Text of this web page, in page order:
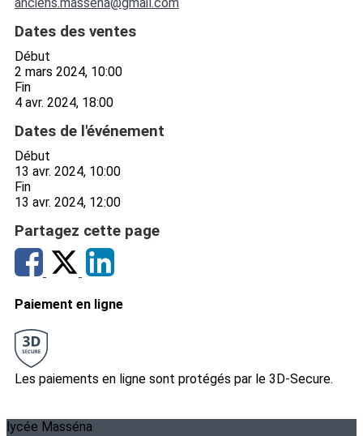
Dates des ventes
Début
2 mars 2024, 10:00
Fin
4 avr. 2024, 18:00
Dates de l'événement
Début
13 avr. 2024, 10:00
Fin
13 avr. 2024, 12:00
Partagez cette page
Paiement en ligne
Les paiements en ligne sont protégés par le 3D-Secure.
lycée Masséna